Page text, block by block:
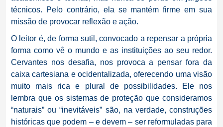
técnicos. Pelo contrário, ela se mantém firme em sua
missão de provocar reflexão e ação.
O leitor é, de forma sutil, convocado a repensar a própria
forma como vê o mundo e as instituições ao seu redor.
Cervantes nos desafia, nos provoca a pensar fora da
caixa cartesiana e ocidentalizada, oferecendo uma visão
muito mais rica e plural de possibilidades. Ele nos
lembra que os sistemas de proteção que consideramos
“naturais” ou “inevitáveis” são, na verdade, construções
históricas que podem – e devem – ser reformuladas para